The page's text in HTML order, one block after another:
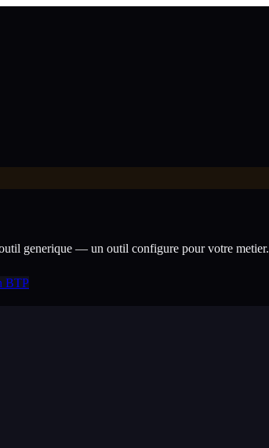
generique — un outil configure pour votre metier.
BTP